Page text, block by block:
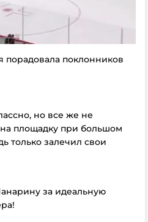
порадовала поклонников
но все же не
площадку при большом
только залечил свои
за идеальную